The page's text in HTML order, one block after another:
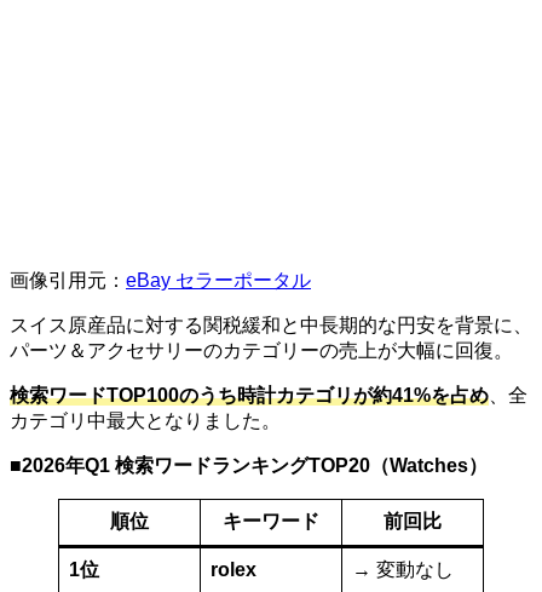
画像引用元： eBay セラーポータル
スイス原産品に対する関税緩和と中長期的な円安を背景に、
パーツ＆アクセサリーのカテゴリーの売上が大幅に回復。
検索ワードTOP100のうち時計カテゴリが約41%を占め 、全
カテゴリ中最大となりました。
■2026年Q1 検索ワードランキングTOP20（Watches）
順位 キーワード 前回比
1位 rolex → 変動なし